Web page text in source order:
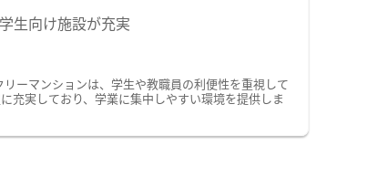
生向け施設が充実
ーマンションは、学生や教職員の利便性を重視して
充実しており、学業に集中しやすい環境を提供しま